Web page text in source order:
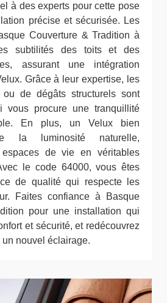
à des experts pour cette pose
précise et sécurisée. Les
Couverture & Tradition à
subtilités des toits et des
assurant une intégration
Grâce à leur expertise, les
de dégâts structurels sont
vous procure une tranquillité
En plus, un Velux bien
la luminosité naturelle,
espaces de vie en véritables
le code 64000, vous êtes
de qualité qui respecte les
Faites confiance à Basque
pour une installation qui
et sécurité, et redécouvrez
nouvel éclairage.